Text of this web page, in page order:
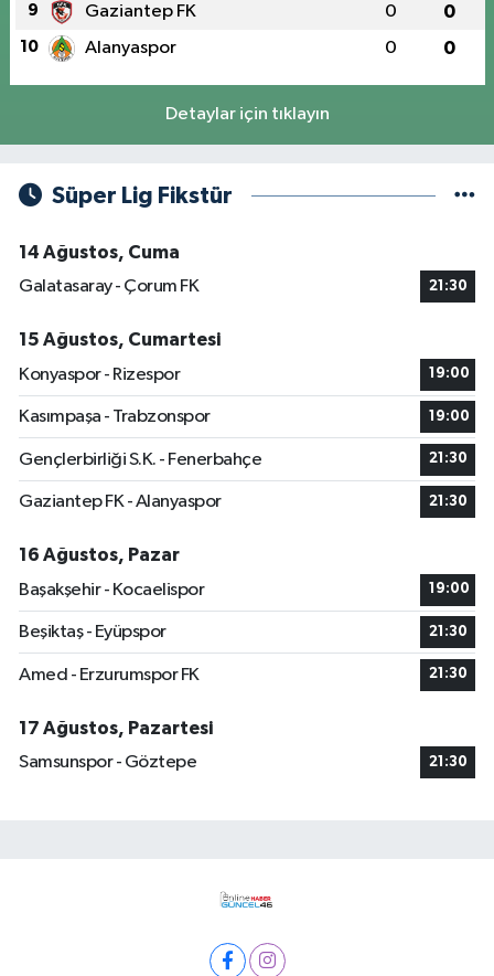
9 Gaziantep FK 0 0
10 Alanyaspor 0 0
Detaylar için tıklayın
Süper Lig Fikstür
14 Ağustos, Cuma
Galatasaray - Çorum FK
21:30
15 Ağustos, Cumartesi
Konyaspor - Rizespor
19:00
Kasımpaşa - Trabzonspor 19:00
Gençlerbirliği S.K. - Fenerbahçe 21:30
Gaziantep FK - Alanyaspor 21:30
16 Ağustos, Pazar
Başakşehir - Kocaelispor
19:00
Beşiktaş - Eyüpspor 21:30
Amed - Erzurumspor FK 21:30
17 Ağustos, Pazartesi
Samsunspor - Göztepe
21:30